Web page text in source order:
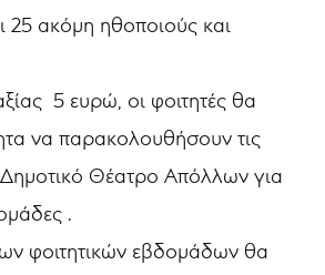
25 ακόμη ηθοποιούς και
5 ευρώ, οι φοιτητές θα
να παρακολουθήσουν τις
Θέατρο Απόλλων για
.
φοιτητικών εβδομάδων θα